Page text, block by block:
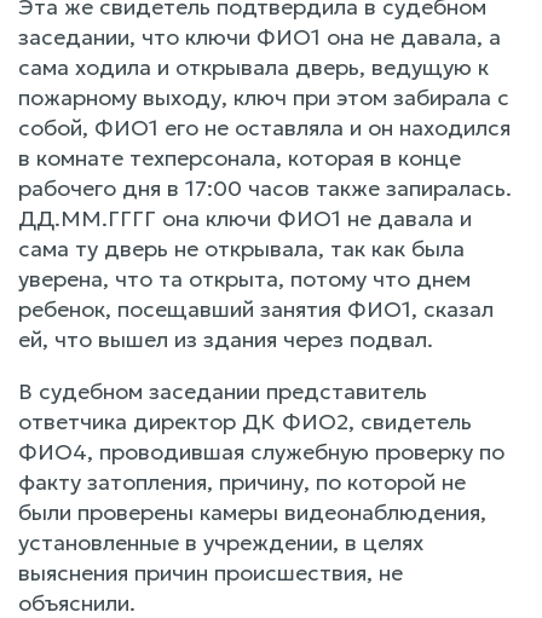
Эта же свидетель подтвердила в судебном
заседании, что ключи ФИО1 она не давала, а
сама ходила и открывала дверь, ведущую к
пожарному выходу, ключ при этом забирала с
собой, ФИО1 его не оставляла и он находился
в комнате техперсонала, которая в конце
рабочего дня в 17:00 часов также запиралась.
ДД.ММ.ГГГГ она ключи ФИО1 не давала и
сама ту дверь не открывала, так как была
уверена, что та открыта, потому что днем
ребенок, посещавший занятия ФИО1, сказал
ей, что вышел из здания через подвал.
В судебном заседании представитель
ответчика директор ДК ФИО2, свидетель
ФИО4, проводившая служебную проверку по
факту затопления, причину, по которой не
были проверены камеры видеонаблюдения,
установленные в учреждении, в целях
выяснения причин происшествия, не
объяснили.